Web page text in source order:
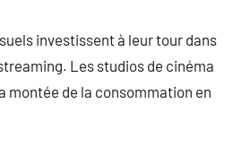
investissent à leur tour dans
Les studios de cinéma
montée de la consommation en